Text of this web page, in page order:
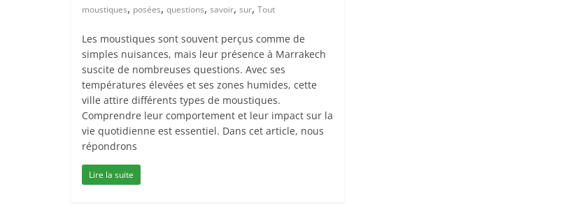
moustiques, posées, questions, savoir, sur, Tout
Les moustiques sont souvent perçus comme de
simples nuisances, mais leur présence à Marrakech
suscite de nombreuses questions. Avec ses
températures élevées et ses zones humides, cette
ville attire différents types de moustiques.
Comprendre leur comportement et leur impact sur la
vie quotidienne est essentiel. Dans cet article, nous
répondrons
Lire la suite